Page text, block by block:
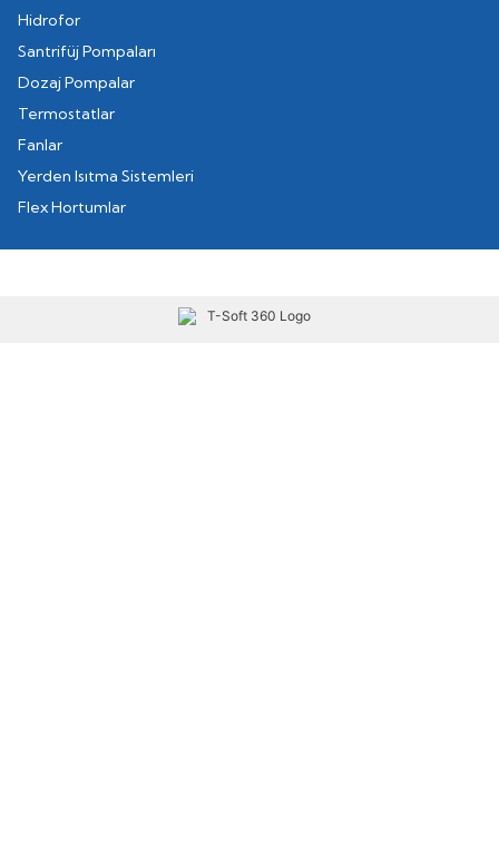
Hidrofor
Santrifüj Pompaları
Dozaj Pompalar
Termostatlar
Fanlar
Yerden Isıtma Sistemleri
Flex Hortumlar